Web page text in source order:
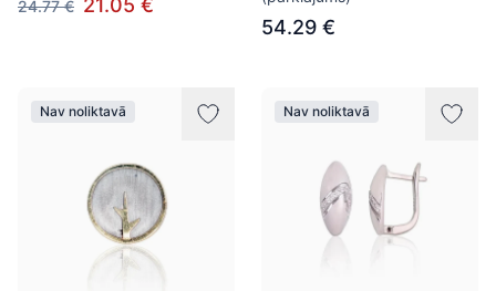
24.77 € 21.05 €
54.29 €
Nav noliktavā Nav noliktavā